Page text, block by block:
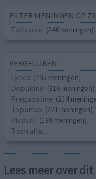
FILTER MENINGEN OP
Epilepsie (246 meningen)
VERGELIJKEN
Lyrica (795 meningen)
Depakine (316 meningen)
Pregabaline (234
Topamax (221 meningen)
Rivotril (198 meningen)
Toon alle...
Lees meer over